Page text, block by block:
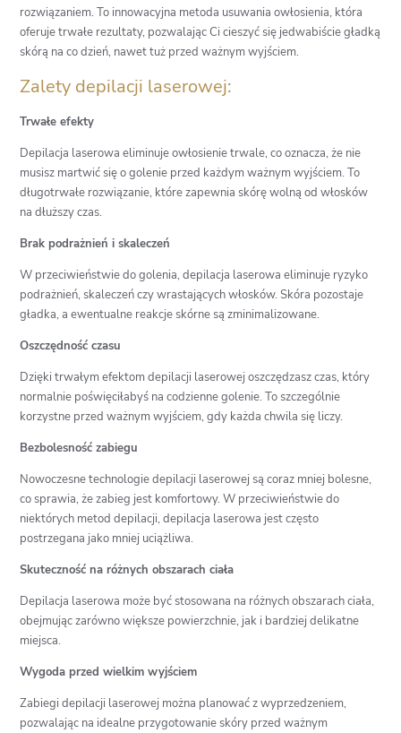
rozwiązaniem. To innowacyjna metoda usuwania owłosienia, która
oferuje trwałe rezultaty, pozwalając Ci cieszyć się jedwabiście gładką
skórą na co dzień, nawet tuż przed ważnym wyjściem.
Zalety depilacji laserowej:
Trwałe efekty
Depilacja laserowa eliminuje owłosienie trwale, co oznacza, że nie
musisz martwić się o golenie przed każdym ważnym wyjściem. To
długotrwałe rozwiązanie, które zapewnia skórę wolną od włosków
na dłuższy czas.
Brak podrażnień i skaleczeń
W przeciwieństwie do golenia, depilacja laserowa eliminuje ryzyko
podrażnień, skaleczeń czy wrastających włosków. Skóra pozostaje
gładka, a ewentualne reakcje skórne są zminimalizowane.
Oszczędność czasu
Dzięki trwałym efektom depilacji laserowej oszczędzasz czas, który
normalnie poświęciłabyś na codzienne golenie. To szczególnie
korzystne przed ważnym wyjściem, gdy każda chwila się liczy.
Bezbolesność zabiegu
Nowoczesne technologie depilacji laserowej są coraz mniej bolesne,
co sprawia, że zabieg jest komfortowy. W przeciwieństwie do
niektórych metod depilacji, depilacja laserowa jest często
postrzegana jako mniej uciążliwa.
Skuteczność na różnych obszarach ciała
Depilacja laserowa może być stosowana na różnych obszarach ciała,
obejmując zarówno większe powierzchnie, jak i bardziej delikatne
miejsca.
Wygoda przed wielkim wyjściem
Zabiegi depilacji laserowej można planować z wyprzedzeniem,
pozwalając na idealne przygotowanie skóry przed ważnym